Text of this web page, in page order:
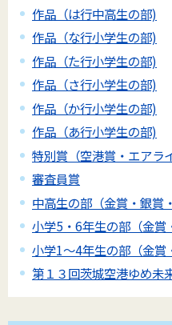
作品（は行中高生の部)
作品（な行小学生の部)
作品（た行小学生の部)
作品（さ行小学生の部)
作品（か行小学生の部)
作品（あ行小学生の部)
特別賞（空港賞・エアラ
審査員賞
中高生の部（金賞・銀賞
小学5・6年生の部（金賞
小学1～4年生の部（金賞
第１３回茨城空港ゆめ